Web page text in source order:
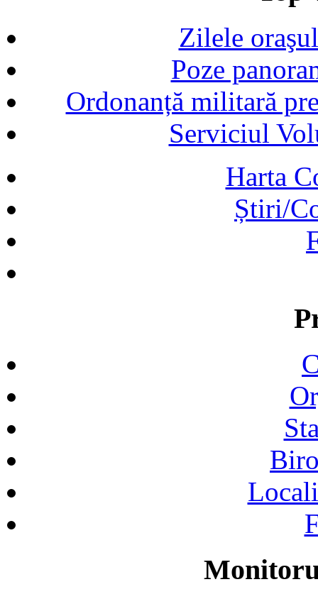
Zilele
Poze
Ordonanță militară
Serviciul
Harta
Știri/